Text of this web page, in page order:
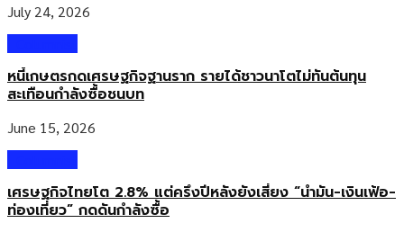
July 24, 2026
หนี้เกษตรกดเศรษฐกิจฐานราก รายได้ชาวนาโตไม่ทันต้นทุน
สะเทือนกำลังซื้อชนบท
June 15, 2026
เศรษฐกิจไทยโต 2.8% แต่ครึ่งปีหลังยังเสี่ยง “น้ำมัน-เงินเฟ้อ-
ท่องเที่ยว” กดดันกำลังซื้อ